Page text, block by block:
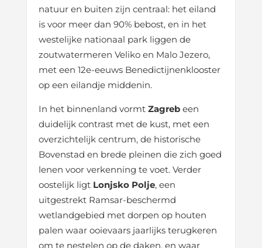
natuur en buiten zijn centraal: het eiland
is voor meer dan 90% bebost, en in het
westelijke nationaal park liggen de
zoutwatermeren Veliko en Malo Jezero,
met een 12e-eeuws Benedictijnenklooster
op een eilandje middenin.
In het binnenland vormt Zagreb een
duidelijk contrast met de kust, met een
overzichtelijk centrum, de historische
Bovenstad en brede pleinen die zich goed
lenen voor verkenning te voet. Verder
oostelijk ligt Lonjsko Polje, een
uitgestrekt Ramsar-beschermd
wetlandgebied met dorpen op houten
palen waar ooievaars jaarlijks terugkeren
om te nestelen op de daken, en waar